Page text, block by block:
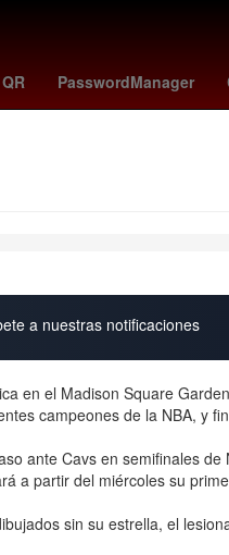
PasswordManager
louis city sc - real salt lake
a nuestras notificaciones
en el Madison Square
campeones de la NBA, y
ante Cavs en semifinales
a partir del miércoles su
sin su estrella, el